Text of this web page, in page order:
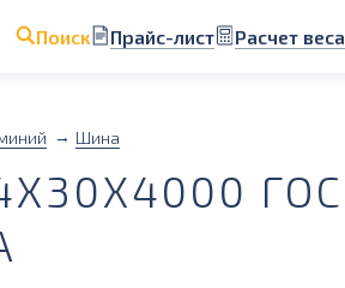
Поиск Прайс-лист Расчет веса
Шина